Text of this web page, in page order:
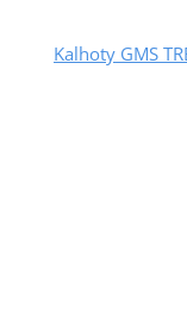
Kalhoty GMS